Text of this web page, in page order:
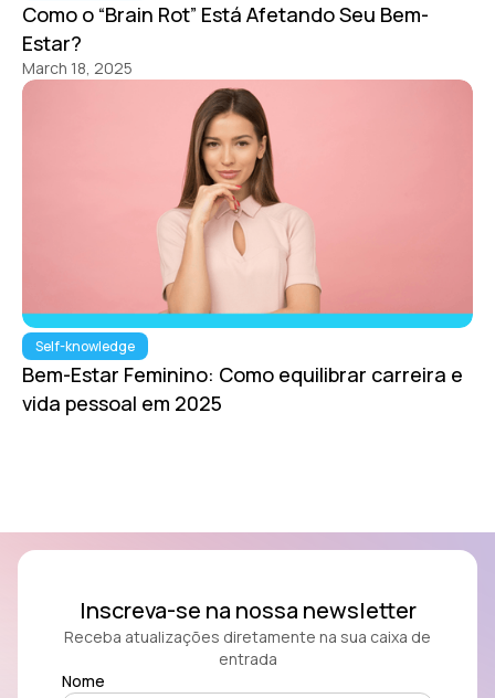
Como o “Brain Rot” Está Afetando Seu Bem-
Estar?
March 18, 2025
Self-knowledge
Bem-Estar Feminino: Como equilibrar carreira e
vida pessoal em 2025
Inscreva-se na nossa newsletter
Receba atualizações diretamente na sua caixa de
entrada
Nome